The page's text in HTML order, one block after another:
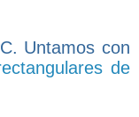
Untamos con
de